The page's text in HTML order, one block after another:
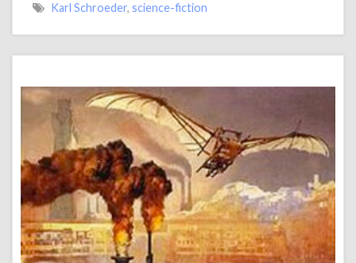
Karl Schroeder, science-fiction